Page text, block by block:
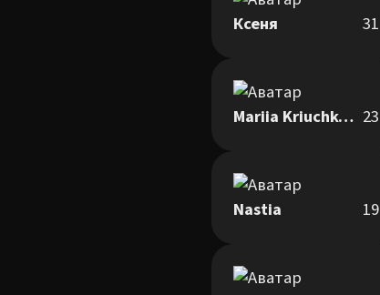
Ксеня 31
Mariia Kriuchkova 23
Nastia 19